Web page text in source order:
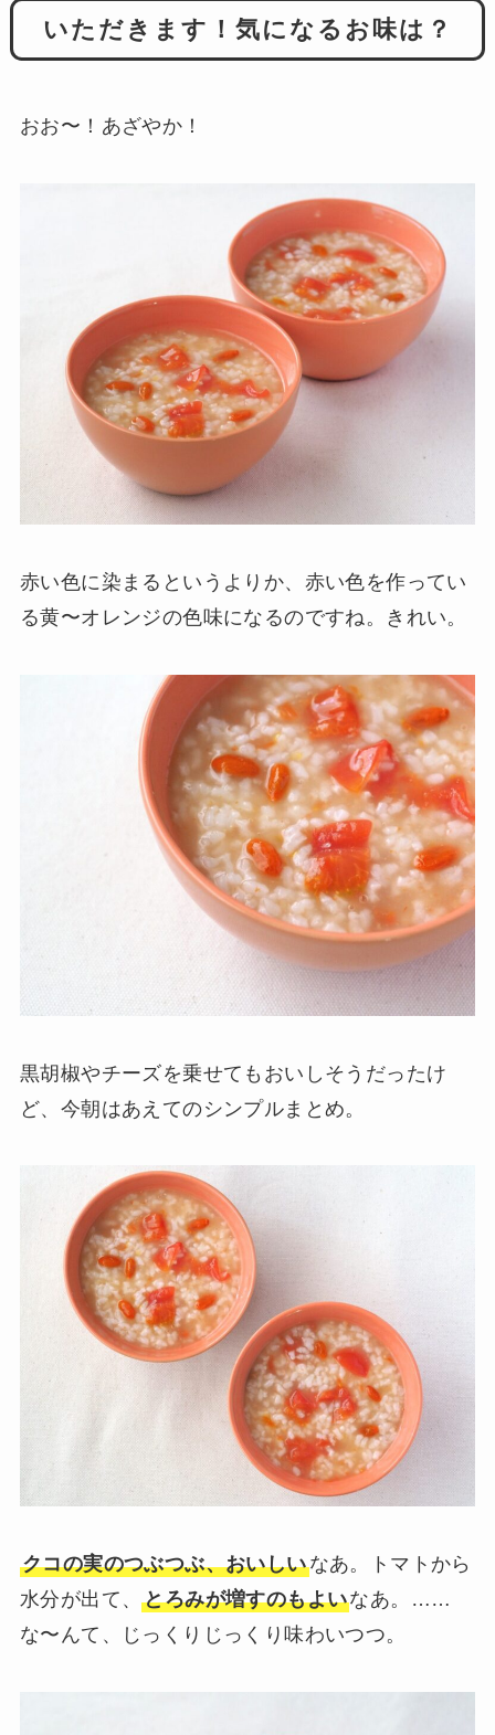
いただきます！気になるお味は？
おお〜！あざやか！
赤い色に染まるというよりか、赤い色を作ってい
る黄〜オレンジの色味になるのですね。きれい。
黒胡椒やチーズを乗せてもおいしそうだったけ
ど、今朝はあえてのシンプルまとめ。
クコの実のつぶつぶ、おいしいなあ。トマトから
水分が出て、とろみが増すのもよいなあ。……
な〜んて、じっくりじっくり味わいつつ。